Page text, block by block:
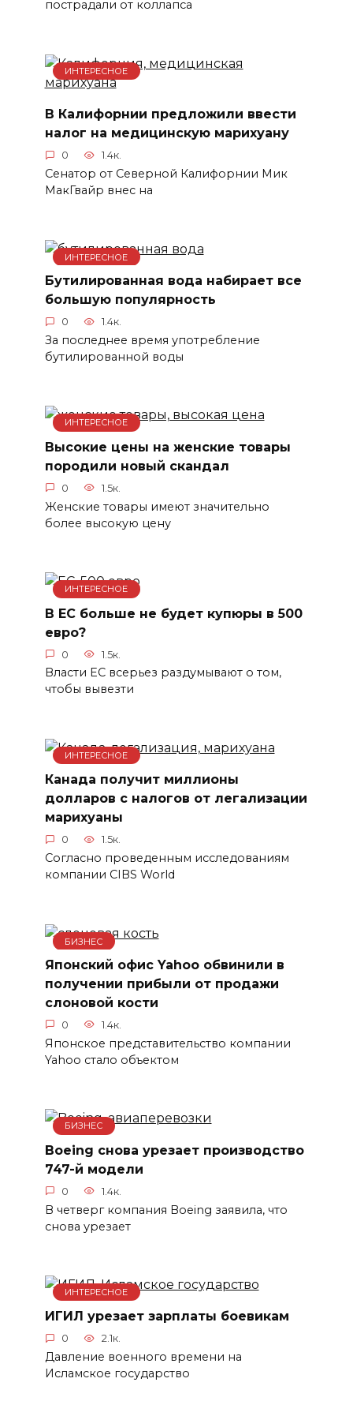
пострадали от коллапса
ИНТЕРЕСНОЕ
В Калифорнии предложили ввести
налог на медицинскую марихуану
0 1.4к.
Сенатор от Северной Калифорнии Мик
МакГвайр внес на
ИНТЕРЕСНОЕ
Бутилированная вода набирает все
большую популярность
0 1.4к.
За последнее время употребление
бутилированной воды
ИНТЕРЕСНОЕ
Высокие цены на женские товары
породили новый скандал
0 1.5к.
Женские товары имеют значительно
более высокую цену
ИНТЕРЕСНОЕ
В ЕС больше не будет купюры в 500
евро?
0 1.5к.
Власти ЕС всерьез раздумывают о том,
чтобы вывезти
ИНТЕРЕСНОЕ
Канада получит миллионы
долларов с налогов от легализации
марихуаны
0 1.5к.
Согласно проведенным исследованиям
компании CIBS World
БИЗНЕС
Японский офис Yahoo обвинили в
получении прибыли от продажи
слоновой кости
0 1.4к.
Японское представительство компании
Yahoo стало объектом
БИЗНЕС
Boeing снова урезает производство
747-й модели
0 1.4к.
В четверг компания Boeing заявила, что
снова урезает
ИНТЕРЕСНОЕ
ИГИЛ урезает зарплаты боевикам
0 2.1к.
Давление военного времени на
Исламское государство